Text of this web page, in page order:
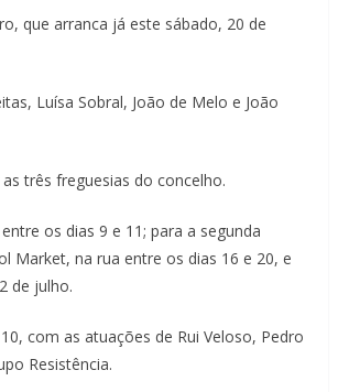
que arranca já este sábado, 20 de
Luísa Sobral, João de Melo e João
três freguesias do concelho.
os dias 9 e 11; para a segunda
Market, na rua entre os dias 16 e 20, e
de julho.
com as atuações de Rui Veloso, Pedro
Resistência.